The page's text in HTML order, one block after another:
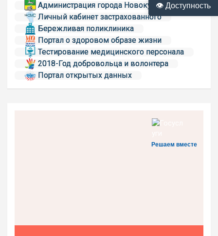
👁 Доступность
Администрация города Новокузнецка
Личный кабинет застрахованного
Бережливая поликлиника
Портал о здоровом образе жизни
Тестирование медицинского персонала
2018-Год добровольца и волонтера
Портал открытых данных
Решаем вместе